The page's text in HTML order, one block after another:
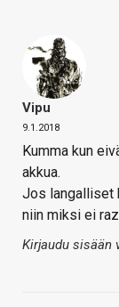
Vipu
9.1.2018
Kumma kun
akkua.
Jos langalliset
niin miksi ei
Kirjaudu sisään